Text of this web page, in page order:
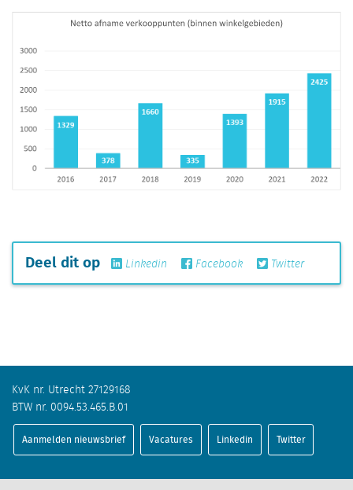
Deel dit op Linkedin Facebook Twitter
KvK nr. Utrecht 27129168
BTW nr. 0094.53.465.B.01
Aanmelden nieuwsbrief Vacatures Linkedin Twitter